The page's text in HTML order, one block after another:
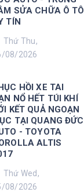
SỬA CHỮA Ô TÔ
TÍN
Thứ Thu,
08/2026
HỒI XE TAI
NỔ HẾT TÚI KHÍ
KẾT QUẢ NGOẠN
TẠI QUANG ĐỨC
- TOYOTA
ALTIS
Thứ Wed,
08/2026